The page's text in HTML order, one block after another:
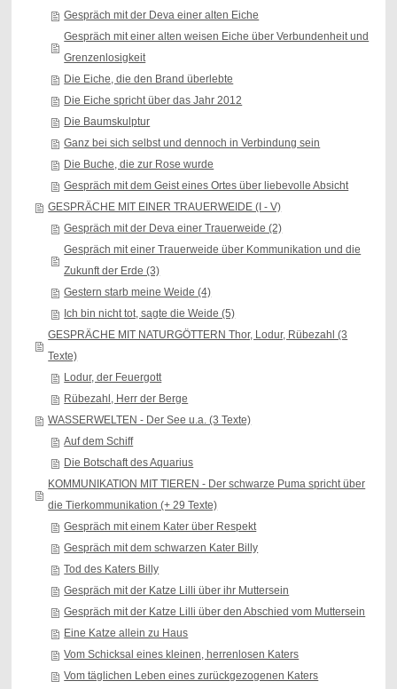
Gespräch mit der Deva einer alten Eiche
Gespräch mit einer alten weisen Eiche über Verbundenheit und
Grenzenlosigkeit
Die Eiche, die den Brand überlebte
Die Eiche spricht über das Jahr 2012
Die Baumskulptur
Ganz bei sich selbst und dennoch in Verbindung sein
Die Buche, die zur Rose wurde
Gespräch mit dem Geist eines Ortes über liebevolle Absicht
GESPRÄCHE MIT EINER TRAUERWEIDE (I - V)
Gespräch mit der Deva einer Trauerweide (2)
Gespräch mit einer Trauerweide über Kommunikation und die
Zukunft der Erde (3)
Gestern starb meine Weide (4)
Ich bin nicht tot, sagte die Weide (5)
GESPRÄCHE MIT NATURGÖTTERN Thor, Lodur, Rübezahl (3
Texte)
Lodur, der Feuergott
Rübezahl, Herr der Berge
WASSERWELTEN - Der See u.a. (3 Texte)
Auf dem Schiff
Die Botschaft des Aquarius
KOMMUNIKATION MIT TIEREN - Der schwarze Puma spricht über
die Tierkommunikation (+ 29 Texte)
Gespräch mit einem Kater über Respekt
Gespräch mit dem schwarzen Kater Billy
Tod des Katers Billy
Gespräch mit der Katze Lilli über ihr Muttersein
Gespräch mit der Katze Lilli über den Abschied vom Muttersein
Eine Katze allein zu Haus
Vom Schicksal eines kleinen, herrenlosen Katers
Vom täglichen Leben eines zurückgezogenen Katers